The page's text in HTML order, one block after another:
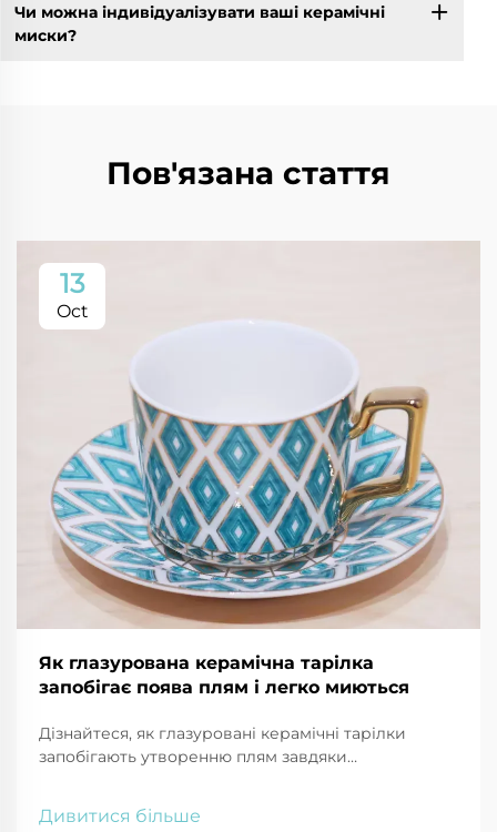
Чи можна індивідуалізувати ваші керамічні
миски?
Пов'язана стаття
13
Oct
Як глазурована керамічна тарілка
запобігає поява плям і легко миються
Дізнайтеся, як глазуровані керамічні тарілки
запобігають утворенню плям завдяки
Дізнайтеся про хитрості чищення та поради щодо
Дивитися більше